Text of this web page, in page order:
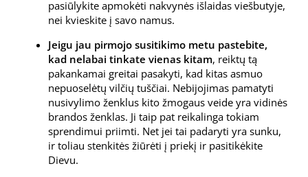
pasiūlykite apmokėti nakvynės išlaidas viešbutyje,
nei kvieskite į savo namus.
Jeigu jau pirmojo susitikimo metu pastebite,
kad nelabai tinkate vienas kitam, reiktų tą
pakankamai greitai pasakyti, kad kitas asmuo
nepuoselėtų vilčių tuščiai. Nebijojimas pamatyti
nusivylimo ženklus kito žmogaus veide yra vidinės
brandos ženklas. Ji taip pat reikalinga tokiam
sprendimui priimti. Net jei tai padaryti yra sunku,
ir toliau stenkitės žiūrėti į priekį ir pasitikėkite
Dievu.